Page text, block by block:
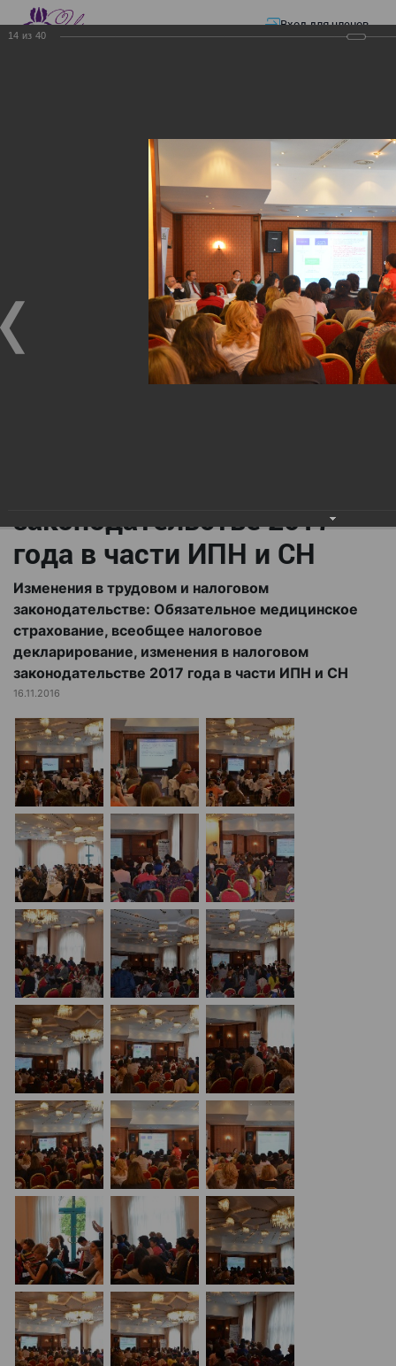
Вход для членов
Презентации
Изменения в трудовом и налоговом
законодательстве: Обязательное медицинское страхование, всеобщее
налоговое декларирование, изменения в налоговом законодательстве
2017 года в части ИПН и СН
Изменения в трудовом и
законодательстве:
Обязательное
медицинское страхование,
законодательстве 2017
года в части ИПН и СН
Изменения в трудовом и налоговом
законодательстве: Обязательное медицинское
страхование, всеобщее налоговое
декларирование, изменения в налоговом
законодательстве 2017 года в части ИПН и СН
16.11.2016
14 из 40